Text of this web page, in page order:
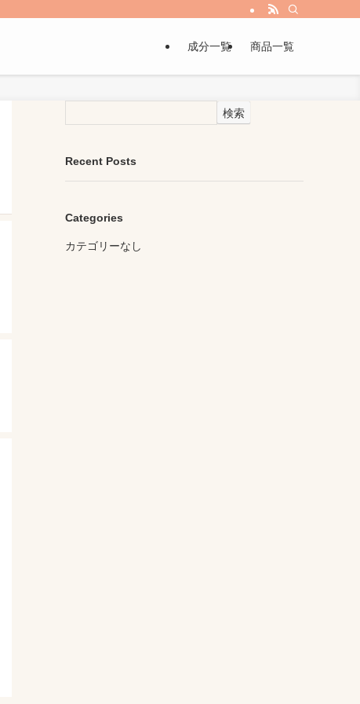
成分一覧 商品一覧
検索
Recent Posts
Categories
カテゴリーなし